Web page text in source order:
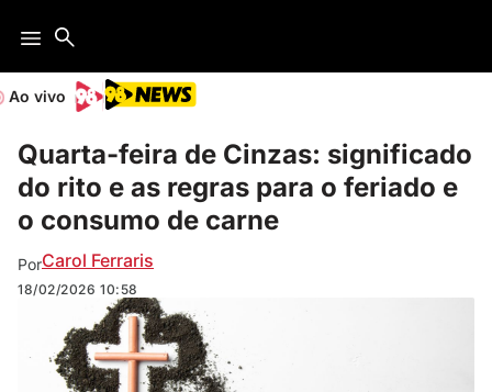
Ao vivo
Quarta-feira de Cinzas: significado
do rito e as regras para o feriado e
o consumo de carne
PorCarol Ferraris
18/02/2026 10:58